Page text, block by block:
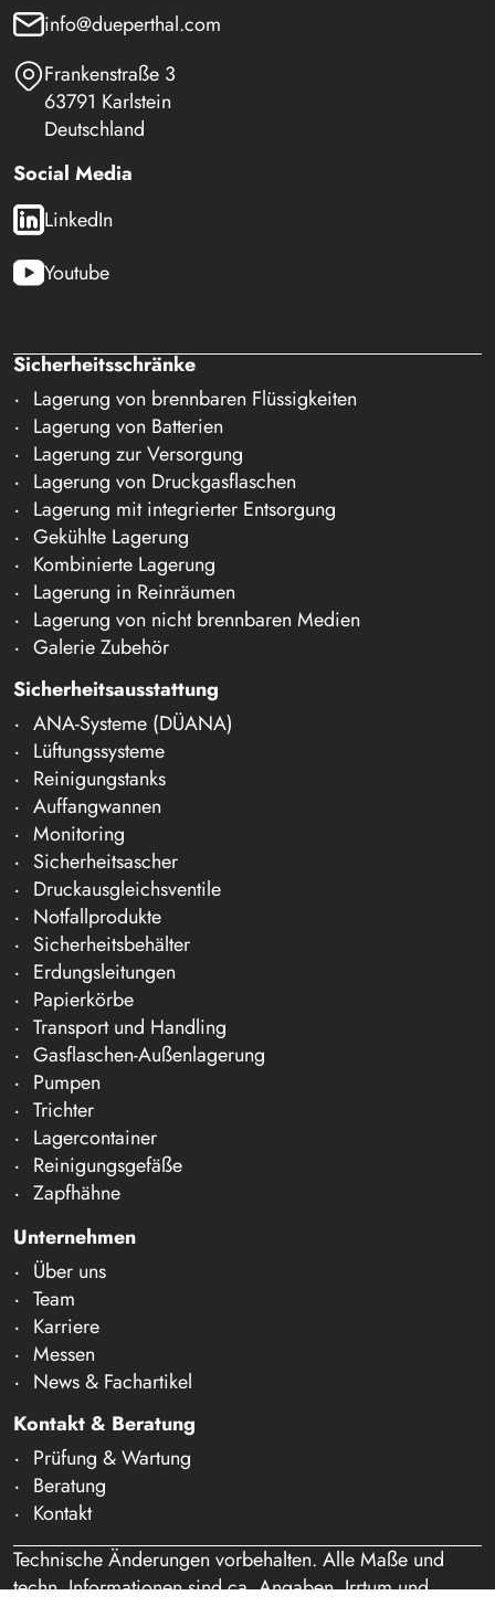
info@dueperthal.com
Frankenstraße 3
63791 Karlstein
Deutschland
Social Media
LinkedIn
Youtube
Sicherheitsschränke
Lagerung von brennbaren Flüssigkeiten
Lagerung von Batterien
Lagerung zur Versorgung
Lagerung von Druckgasflaschen
Lagerung mit integrierter Entsorgung
Gekühlte Lagerung
Kombinierte Lagerung
Lagerung in Reinräumen
Lagerung von nicht brennbaren Medien
Galerie Zubehör
Sicherheitsausstattung
ANA-Systeme (DÜANA)
Lüftungssysteme
Reinigungstanks
Auffangwannen
Monitoring
Sicherheitsascher
Druckausgleichsventile
Notfallprodukte
Sicherheitsbehälter
Erdungsleitungen
Papierkörbe
Transport und Handling
Gasflaschen-Außenlagerung
Pumpen
Trichter
Lagercontainer
Reinigungsgefäße
Zapfhähne
Unternehmen
Über uns
Team
Karriere
Messen
News & Fachartikel
Kontakt & Beratung
Prüfung & Wartung
Beratung
Kontakt
Technische Änderungen vorbehalten. Alle Maße und
techn. Informationen sind ca. Angaben. Irrtum und